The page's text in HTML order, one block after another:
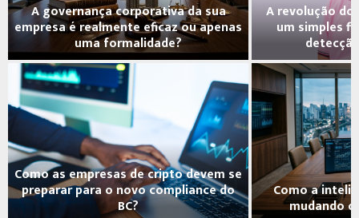
A governança corporativa da sua
empresa é realmente eficaz ou apenas
uma formalidade?
Como as empresas de cripto devem se
preparar para o novo compliance do
BC?
A revolução
um simples
Como a
mudando o